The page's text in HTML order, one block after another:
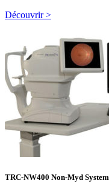
Découvrir >
TRC-NW400 Non-Myd System